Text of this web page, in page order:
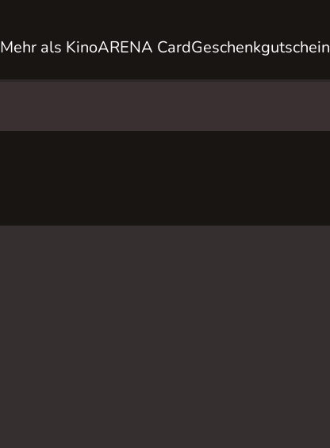
Mehr als KinoARENA CardGeschenkgutschein